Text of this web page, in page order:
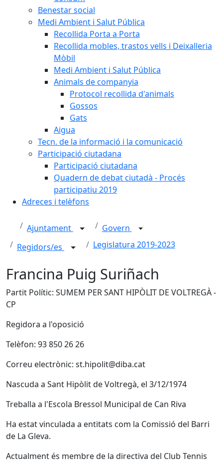
Benestar social
Medi Ambient i Salut Pública
Recollida Porta a Porta
Recollida mobles, trastos vells i Deixalleria
Mòbil
Medi Ambient i Salut Pública
Animals de companyia
Protocol recollida d'animals
Gossos
Gats
Aigua
Tecn. de la informació i la comunicació
Participació ciutadana
Participació ciutadana
Quadern de debat ciutadà - Procés
participatiu 2019
Adreces i telèfons
Ajuntament
Govern
Regidors/es
Legislatura 2019-2023
Francina Puig Suriñach
Partit Polític: SUMEM PER SANT HIPÒLIT DE VOLTREGÀ -
CP
Regidora a l'oposició
Telèfon: 93 850 26 26
Correu electrònic: st.hipolit@diba.cat
Nascuda a Sant Hipòlit de Voltregà, el 3/12/1974
Treballa a l'Escola Bressol Municipal de Can Riva
Ha estat vinculada a entitats com la Comissió del Barri
de La Gleva.
Actualment és membre de la directiva del Club Tennis